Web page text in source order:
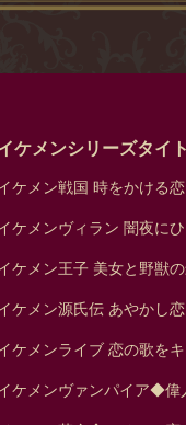
ケメンシリーズタイ
ケメン戦国 時をかける
ケメンヴィラン 闇夜に
ケメン王子 美女と野獣
ケメン源氏伝 あやかし
ケメンライブ 恋の歌を
ケメンヴァンパイア◆偉